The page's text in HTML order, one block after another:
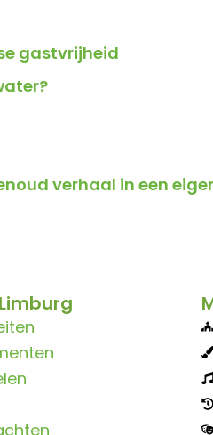
gastvrijheid
verhaal in een